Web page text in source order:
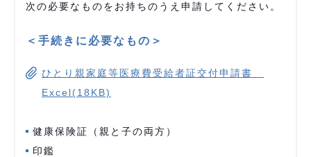
次の必要なものをお持ちのうえ申請してください。
＜手続きに必要なもの＞
ひとり親家庭等医療費受給者証交付申請書
Excel(18KB)
健康保険証（親と子の両方）
印鑑